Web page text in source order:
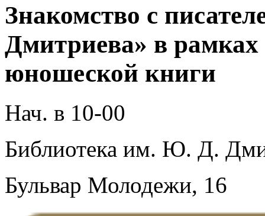
Знакомство с
Дмитриева» в рамках
юношеской книги
Нач. в 10-00
Библиотека им. Ю. Д.
Бульвар Молодежи, 16